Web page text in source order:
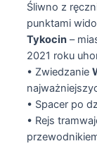
Śliwno z
punktami
Tykocin–
2021 roku
• Zwiedzanie
• Spacer po
• Rejs